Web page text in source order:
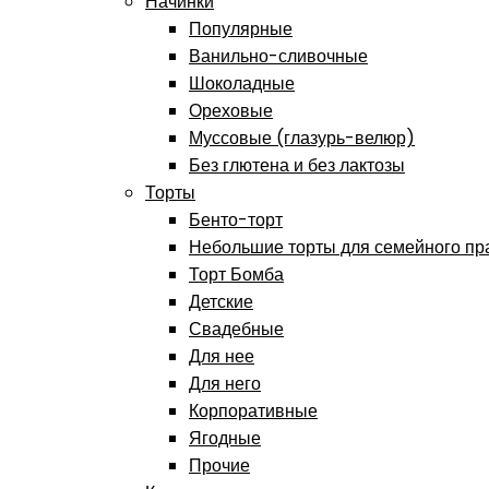
Популярные
Ванильно-сливочные
Шоколадные
Ореховые
Муссовые (глазурь-велюр)
Без глютена и без лактозы
Торты
Бенто-торт
Небольшие торты для семейного
Торт Бомба
Детские
Свадебные
Для нее
Для него
Корпоративные
Ягодные
Прочие